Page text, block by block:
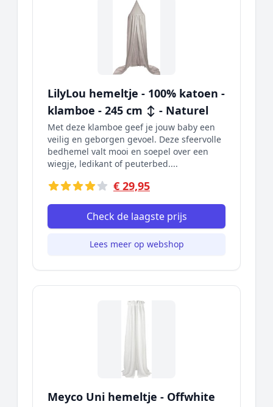
LilyLou hemeltje - 100% katoen -
klamboe - 245 cm ↕ - Naturel
Met deze klamboe geef je jouw baby een
veilig en geborgen gevoel. Deze sfeervolle
bedhemel valt mooi en soepel over een
wiegje, ledikant of peuterbed....
€ 29,95
Check de laagste prijs
Lees meer op webshop
Meyco Uni hemeltje - Offwhite